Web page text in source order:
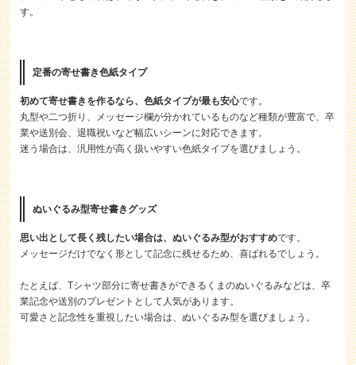
す。
定番の寄せ書き色紙タイプ
初めて寄せ書きを作るなら、色紙タイプが最も安心です。
丸型や二つ折り、メッセージ欄が分かれているものなど種類が豊富で、卒
業や送別会、退職祝いなど幅広いシーンに対応できます。
迷う場合は、汎用性が高く扱いやすい色紙タイプを選びましょう。
ぬいぐるみ型寄せ書きグッズ
思い出として長く残したい場合は、ぬいぐるみ型がおすすめです。
メッセージだけでなく形として記念に残せるため、喜ばれるでしょう。
たとえば、Tシャツ部分に寄せ書きができるくまのぬいぐるみなどは、卒
業記念や送別のプレゼントとして人気があります。
可愛さと記念性を重視したい場合は、ぬいぐるみ型を選びましょう。